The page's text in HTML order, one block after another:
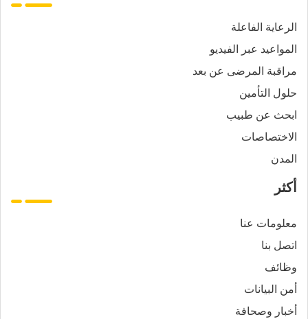
الرعاية الفاعلة
المواعيد عبر الفيديو
مراقبة المرضى عن بعد
حلول التأمين
ابحث عن طبيب
الاختصاصات
المدن
أكثر
معلومات عنا
اتصل بنا
وظائف
أمن البيانات
أخبار وصحافة